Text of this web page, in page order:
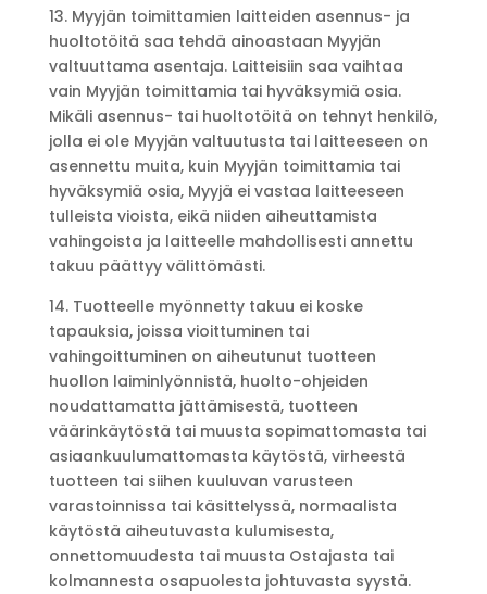
13. Myyjän toimittamien laitteiden asennus- ja
huoltotöitä saa tehdä ainoastaan Myyjän
valtuuttama asentaja. Laitteisiin saa vaihtaa
vain Myyjän toimittamia tai hyväksymiä osia.
Mikäli asennus- tai huoltotöitä on tehnyt henkilö,
jolla ei ole Myyjän valtuutusta tai laitteeseen on
asennettu muita, kuin Myyjän toimittamia tai
hyväksymiä osia, Myyjä ei vastaa laitteeseen
tulleista vioista, eikä niiden aiheuttamista
vahingoista ja laitteelle mahdollisesti annettu
takuu päättyy välittömästi.
14. Tuotteelle myönnetty takuu ei koske
tapauksia, joissa vioittuminen tai
vahingoittuminen on aiheutunut tuotteen
huollon laiminlyönnistä, huolto-ohjeiden
noudattamatta jättämisestä, tuotteen
väärinkäytöstä tai muusta sopimattomasta tai
asiaankuulumattomasta käytöstä, virheestä
tuotteen tai siihen kuuluvan varusteen
varastoinnissa tai käsittelyssä, normaalista
käytöstä aiheutuvasta kulumisesta,
onnettomuudesta tai muusta Ostajasta tai
kolmannesta osapuolesta johtuvasta syystä.